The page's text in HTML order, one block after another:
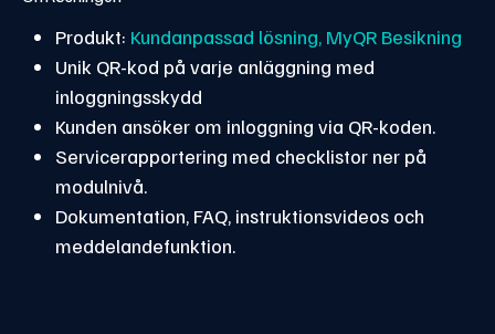
Produkt: Kundanpassad lösning, MyQR Besikning
Unik QR-kod på varje anläggning med
inloggningsskydd
Kunden ansöker om inloggning via QR-koden.
Servicerapportering med checklistor ner på
modulnivå.
Dokumentation, FAQ, instruktionsvideos och
meddelandefunktion.